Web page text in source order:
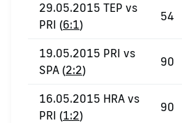
29.05.2015 TEP vs
PRI (6:1)
54
19.05.2015 PRI vs
SPA (2:2)
90
16.05.2015 HRA vs
PRI (1:2)
90